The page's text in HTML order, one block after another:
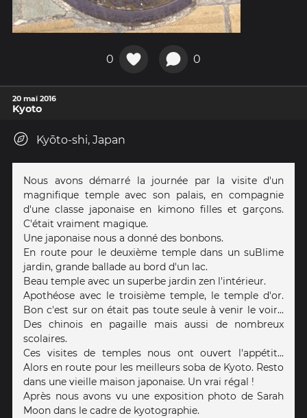
0 0
20 mai 2016
Kyoto
Kyōto-shi, Japan
Nous avons démarré la journée par la visite d'un
magnifique temple avec son palais, en compagnie
d'une classe japonaise en kimono filles et garçons.
C'était vraiment magique.
Une japonaise nous a donné des bonbons.
En route pour le deuxième temple dans un suBlime
jardin, grande ballade au bord d'un lac.
Beau temple avec un superbe jardin zen l'intérieur.
Apothéose avec le troisième temple, le temple d'or.
Bon c'est sur on était pas toute seule à venir le voir...
Des chinois en pagaille mais aussi de nombreux
scolaires.
Ces visites de temples nous ont ouvert l'appétit...
Alors en route pour les meilleurs soba de Kyoto. Resto
dans une vieille maison japonaise. Un vrai régal !
Après nous avons vu une exposition photo de Sarah
Moon dans le cadre de kyotographie.